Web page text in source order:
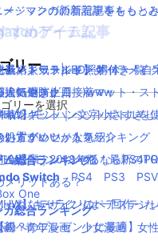
メ・マンガの新着記事をもっと
ージックの新着記事をもっと
すめゲーム記事
ンハンワールド】キャラメイ
違い過ぎ(;´Д｀)www
】モンハン文字小さすぎ
い方がいいかな？
】モンハンやるなら
メリットある？
】キャラクリは一回作っ
の？
アイテム
栽培キット|LED照明付き！自
人気セット
栽培キット｜ペットボトルを
おすすめセットを紹介
冷蔵庫｜2018年版！最新の
ゃれなデザインのペアステン
親へのプレゼントに最適】
テンドースイッチ 本体 一覧
捨てマスク
器／人気ランキング
・転倒防止用接着マット・ス
キング
処置グッツ／人気ランキング
リー
ム総合ランキング
Switch
PS4 PS3
One
ガ総合ランキング
画
青年漫画 少女漫画 女